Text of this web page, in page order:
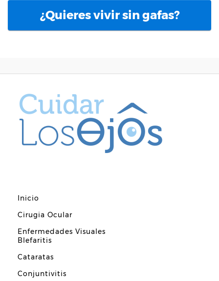
¿Quieres vivir sin gafas?
Inicio
Cirugia Ocular
Enfermedades Visuales
Blefaritis
Cataratas
Conjuntivitis